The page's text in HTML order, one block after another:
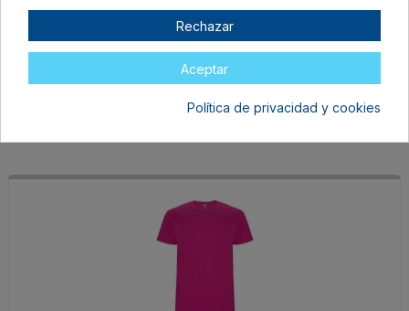
XL
6,97 €
Rechazar
Aceptar
Política de privacidad y cookies